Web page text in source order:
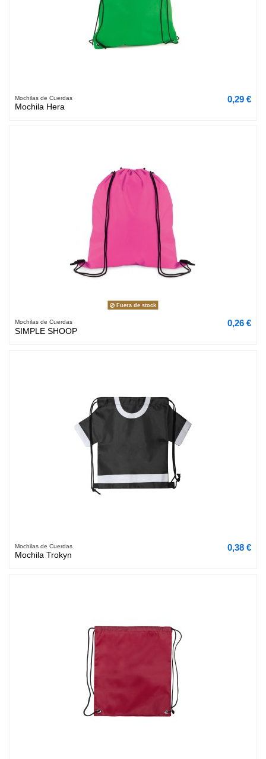
Mochilas de Cuerdas
Mochila Hera
0,29 €
Fuera de stock
Mochilas de Cuerdas
SIMPLE SHOOP
0,26 €
Mochilas de Cuerdas
Mochila Trokyn
0,38 €